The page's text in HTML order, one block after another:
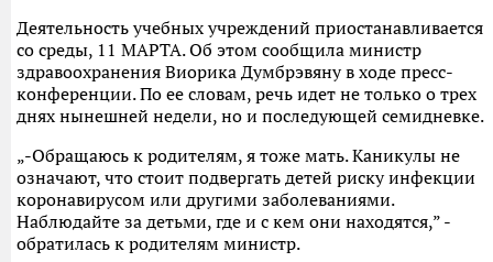
Деятельность учебных учреждений приостанавливается
со среды, 11 МАРТА. Об этом сообщила министр
здравоохранения Виорика Думбрэвяну в ходе пресс-
конференции. По ее словам, речь идет не только о трех
днях нынешней недели, но и последующей семидневке.
„-Обращаюсь к родителям, я тоже мать. Каникулы не
означают, что стоит подвергать детей риску инфекции
коронавирусом или другими заболеваниями.
Наблюдайте за детьми, где и с кем они находятся,” -
обратилась к родителям министр.